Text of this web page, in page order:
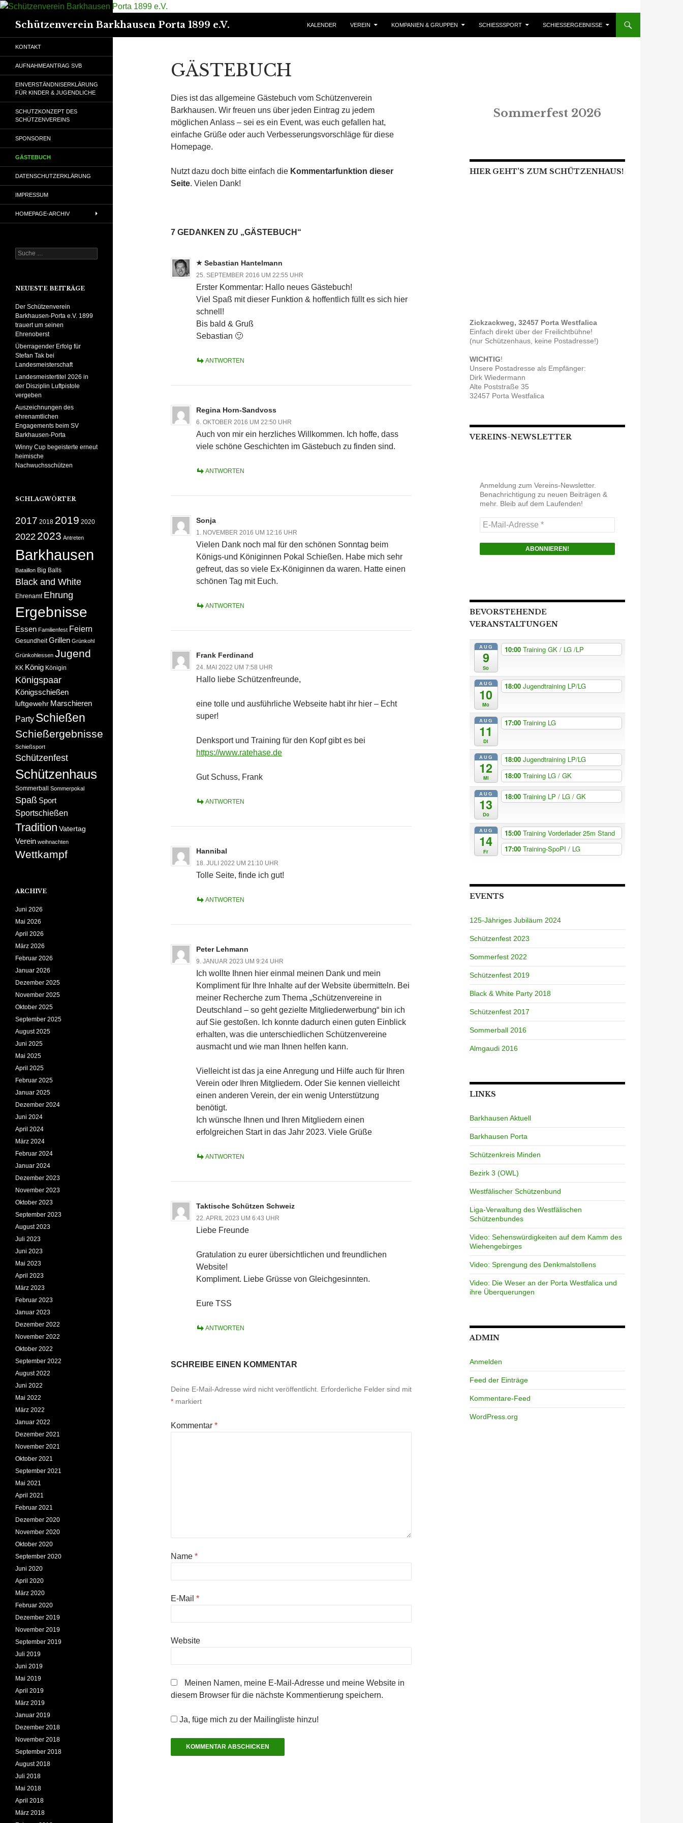
Schützenverein Barkhausen Porta 1899 e.V.
Suchen
KALENDER
VEREIN KOMPANIEN & GRUPPEN SCHIESSSPORT SCHIESSERGEBNISSE
GÄSTEBUCH
Dies ist das allgemeine Gästebuch vom Schützenverein
Barkhausen. Wir freuen uns über jeden Eintrag zu jedem
möglichen Anlass – sei es ein Event, was euch gefallen hat,
einfache Grüße oder auch Verbesserungsvorschläge für diese
Homepage.
Nutzt dazu doch bitte einfach die Kommentarfunktion dieser
Seite. Vielen Dank!
7 GEDANKEN ZU „GÄSTEBUCH“
Sebastian Hantelmann
25. SEPTEMBER 2016 UM 22:55 UHR
Erster Kommentar: Hallo neues Gästebuch!
Viel Spaß mit dieser Funktion & hoffentlich füllt es sich hier
schnell!
Bis bald & Gruß
Sebastian 🙂
ANTWORTEN
Regina Horn-Sandvoss
6. OKTOBER 2016 UM 22:50 UHR
Auch von mir ein herzliches Willkommen. Ich hoffe, dass
viele schöne Geschichten im Gästebuch zu finden sind.
ANTWORTEN
Sonja
1. NOVEMBER 2016 UM 12:16 UHR
Vielen Dank noch mal für den schönen Sonntag beim
Königs-und Königinnen Pokal Schießen. Habe mich sehr
gefreut, das so viele Ex-Königinnen da waren. Hatte einen
schönen Tag mit Euch.
ANTWORTEN
Frank Ferdinand
24. MAI 2022 UM 7:58 UHR
Hallo liebe Schützenfreunde,
eine tolle und ausführliche Webseite habt ihr hier – Echt
super!
Denksport und Training für den Kopf gibt es bei
https://www.ratehase.de
Gut Schuss, Frank
ANTWORTEN
Hannibal
18. JULI 2022 UM 21:10 UHR
Tolle Seite, finde ich gut!
ANTWORTEN
Peter Lehmann
9. JANUAR 2023 UM 9:24 UHR
Ich wollte Ihnen hier einmal meinen Dank und mein
Kompliment für Ihre Inhalte auf der Website übermitteln. Bei
meiner Recherche zum Thema „Schützenvereine in
Deutschland – so geht gezielte Mitgliederwerbung“ bin ich
auf Sie gestoßen. Ich konnte dadurch einen guten Einblick
erhalten, was die unterschiedlichen Schützenvereine
ausmacht und wie man Ihnen helfen kann.
Vielleicht ist das ja eine Anregung und Hilfe auch für Ihren
Verein oder Ihren Mitgliedern. Oder Sie kennen vielleicht
einen anderen Verein, der ein wenig Unterstützung
benötigt.
Ich wünsche Ihnen und Ihren Mitgliedern einen
erfolgreichen Start in das Jahr 2023. Viele Grüße
ANTWORTEN
Taktische Schützen Schweiz
22. APRIL 2023 UM 6:43 UHR
Liebe Freunde
Gratulation zu eurer übersichtlichen und freundlichen
Website!
Kompliment. Liebe Grüsse von Gleichgesinnten.
Eure TSS
ANTWORTEN
SCHREIBE EINEN KOMMENTAR
Deine E-Mail-Adresse wird nicht veröffentlicht. Erforderliche Felder sind mit
* markiert
Kommentar *
Name *
E-Mail *
Website
Meinen Namen, meine E-Mail-Adresse und meine Website in
diesem Browser für die nächste Kommentierung speichern.
Ja, füge mich zu der Mailingliste hinzu!
Sommerfest 2026
HIER GEHT’S ZUM SCHÜTZENHAUS!
Zickzackweg, 32457 Porta Westfalica
Einfach direkt über der Freilichtbühne!
(nur Schützenhaus, keine Postadresse!)
WICHTIG!
Unsere Postadresse als Empfänger:
Dirk Wiedermann
Alte Poststraße 35
32457 Porta Westfalica
VEREINS-NEWSLETTER
Anmeldung zum Vereins-Newsletter.
Benachrichtigung zu neuen Beiträgen &
mehr. Bleib auf dem Laufenden!
E-
Mail-
Adresse
*
BEVORSTEHENDE
VERANSTALTUNGEN
AUG
9
So
10:00 Training GK / LG /LP
AUG
10
Mo
18:00 Jugendtraining LP/LG
AUG
11
Di
17:00 Training LG
AUG
12
Mi
18:00 Jugendtraining LP/LG
18:00 Training LG / GK
AUG
13
Do
18:00 Training LP / LG / GK
AUG
14
Fr
15:00 Training Vorderlader 25m Stand
17:00 Training-SpoPI / LG
EVENTS
125-Jähriges Jubiläum 2024
Schützenfest 2023
Sommerfest 2022
Schützenfest 2019
Black & White Party 2018
Schützenfest 2017
Sommerball 2016
Almgaudi 2016
LINKS
Barkhausen Aktuell
Barkhausen Porta
Schützenkreis Minden
Bezirk 3 (OWL)
Westfälischer Schützenbund
Liga-Verwaltung des Westfälischen
Schützenbundes
Video: Sehenswürdigkeiten auf dem Kamm des
Wiehengebirges
Video: Sprengung des Denkmalstollens
Video: Die Weser an der Porta Westfalica und
ihre Überquerungen
ADMIN
Anmelden
Feed der Einträge
Kommentare-Feed
WordPress.org
KONTAKT
AUFNAHMEANTRAG SVB
EINVERSTÄNDNISERKLÄRUNG
FÜR KINDER & JUGENDLICHE
SCHUTZKONZEPT DES
SCHÜTZENVEREINS
SPONSOREN
GÄSTEBUCH
DATENSCHUTZERKLÄRUNG
IMPRESSUM
HOMEPAGE-ARCHIV
Suche
nach:
NEUESTE BEITRÄGE
Der Schützenverein
Barkhausen-Porta e.V. 1899
trauert um seinen
Ehrenoberst
Überragender Erfolg für
Stefan Tak bei
Landesmeisterschaft
Landesmeistertitel 2026 in
der Disziplin Luftpistole
vergeben
Auszeichnungen des
ehrenamtlichen
Engagements beim SV
Barkhausen-Porta
Winny Cup begeisterte erneut
heimische
Nachwuchsschützen
SCHLAGWÖRTER
2017 2018 2019 2020
2022 2023 Antreten
Barkhausen
Bataillon Big Balls
Black and White
Ehrenamt Ehrung
Ergebnisse
Essen Familienfest Feiern
Gesundheit Grillen Grünkohl
Grünkohlessen Jugend
KK König Königin
Königspaar
Königsschießen
luftgewehr Marschieren
Party Schießen
Schießergebnisse
Schießsport
Schützenfest
Schützenhaus
Sommerball Sommerpokal
Spaß Sport
Sportschießen
Tradition Vatertag
Verein weihnachten
Wettkampf
ARCHIVE
Juni 2026
Mai 2026
April 2026
März 2026
Februar 2026
Januar 2026
Dezember 2025
November 2025
Oktober 2025
September 2025
August 2025
Juni 2025
Mai 2025
April 2025
Februar 2025
Januar 2025
Dezember 2024
Juni 2024
April 2024
März 2024
Februar 2024
Januar 2024
Dezember 2023
November 2023
Oktober 2023
September 2023
August 2023
Juli 2023
Juni 2023
Mai 2023
April 2023
März 2023
Februar 2023
Januar 2023
Dezember 2022
November 2022
Oktober 2022
September 2022
August 2022
Juni 2022
Mai 2022
März 2022
Januar 2022
Dezember 2021
November 2021
Oktober 2021
September 2021
Mai 2021
April 2021
Februar 2021
Dezember 2020
November 2020
Oktober 2020
September 2020
Juni 2020
April 2020
März 2020
Februar 2020
Dezember 2019
November 2019
September 2019
Juli 2019
Juni 2019
Mai 2019
April 2019
März 2019
Januar 2019
Dezember 2018
November 2018
September 2018
August 2018
Juli 2018
Mai 2018
April 2018
März 2018